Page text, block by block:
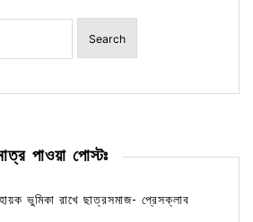
পাওয়া পোস্টঃ
ভুমিকা রাখে ছাত্রসমাজ- প্রেসক্লাব